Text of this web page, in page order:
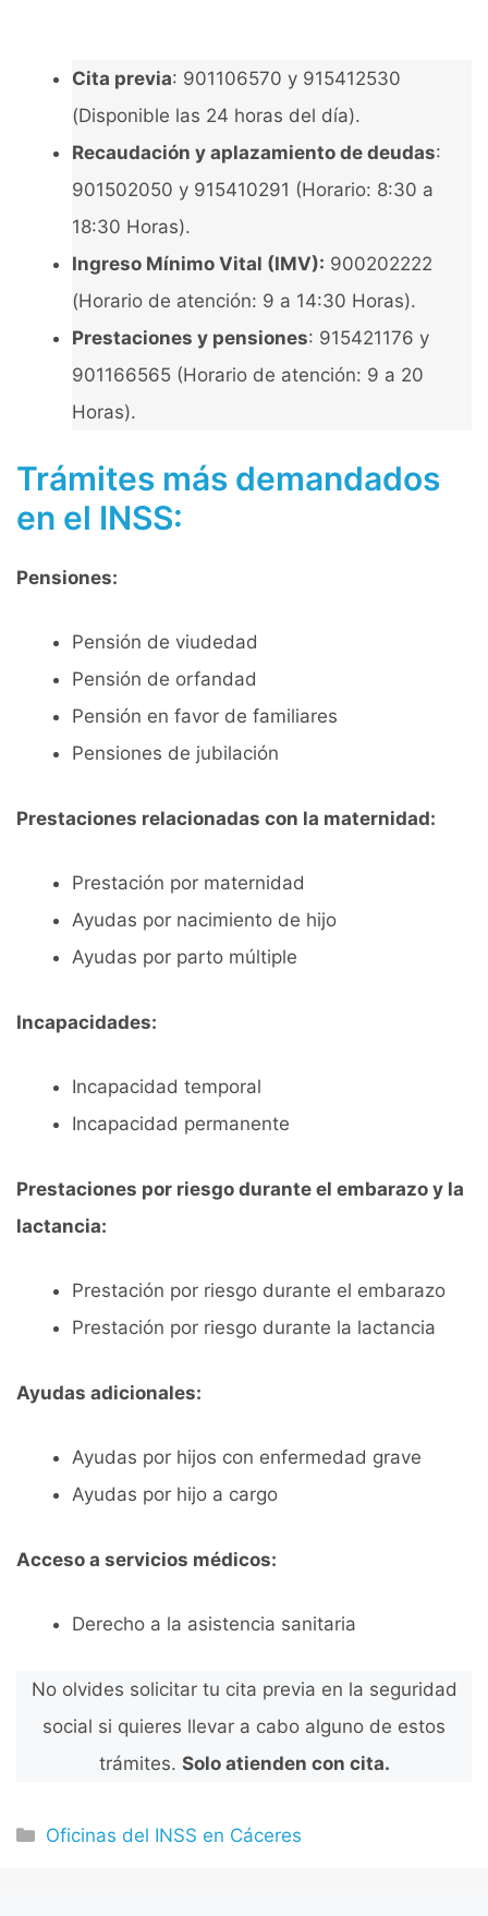
Cita previa: 901106570 y 915412530
(Disponible las 24 horas del día).
Recaudación y aplazamiento de deudas:
901502050 y 915410291 (Horario: 8:30 a
18:30 Horas).
Ingreso Mínimo Vital (IMV): 900202222
(Horario de atención: 9 a 14:30 Horas).
Prestaciones y pensiones: 915421176 y
901166565 (Horario de atención: 9 a 20
Horas).
Trámites más demandados
en el INSS:
Pensiones:
Pensión de viudedad
Pensión de orfandad
Pensión en favor de familiares
Pensiones de jubilación
Prestaciones relacionadas con la maternidad:
Prestación por maternidad
Ayudas por nacimiento de hijo
Ayudas por parto múltiple
Incapacidades:
Incapacidad temporal
Incapacidad permanente
Prestaciones por riesgo durante el embarazo y la
lactancia:
Prestación por riesgo durante el embarazo
Prestación por riesgo durante la lactancia
Ayudas adicionales:
Ayudas por hijos con enfermedad grave
Ayudas por hijo a cargo
Acceso a servicios médicos:
Derecho a la asistencia sanitaria
No olvides solicitar tu cita previa en la seguridad
social si quieres llevar a cabo alguno de estos
trámites. Solo atienden con cita.
Categorías
Oficinas del INSS en Cáceres